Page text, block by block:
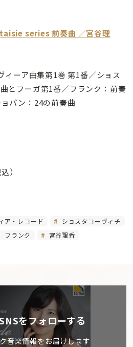
series 前奏曲 ／宮谷理
ィーア曲集第1巻 第1番／ショス
とフーガ第1番／フランク：前奏
パン：24の前奏曲
）
ア・レコード
ショスタコーヴィチ
フランク
宮谷理香
をフォローする
音楽情報をお届けします